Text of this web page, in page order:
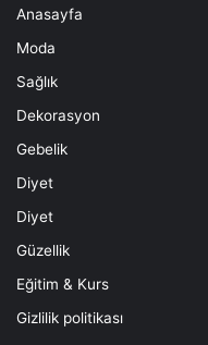
Anasayfa
Moda
Sağlık
Dekorasyon
Gebelik
Diyet
Diyet
Güzellik
Eğitim & Kurs
Gizlilik politikası